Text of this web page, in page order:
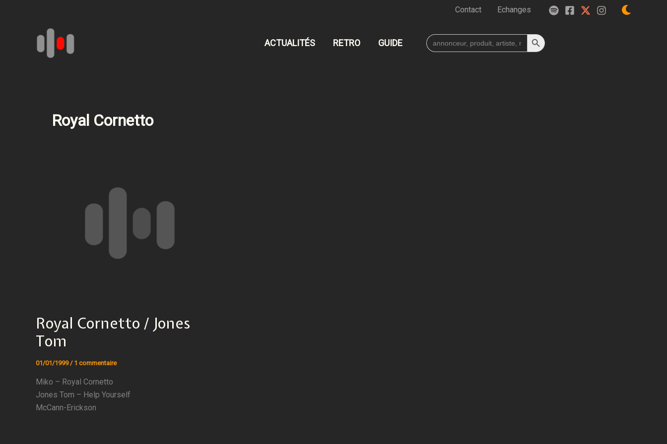
Contact Echanges
ACTUALITÉS RETRO GUIDE
Search
for:
Search Button
Royal Cornetto
Royal Cornetto / Jones
Tom
01/01/1999/ 1 commentaire
Miko – Royal Cornetto
Jones Tom – Help Yourself
McCann-Erickson